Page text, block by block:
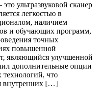
ультразвуковой сканер
легкостью в
наличием
и обучающих программ,
точных
повышенной
являющийся улучшенной
дополнительные опции
что
внутренних […]